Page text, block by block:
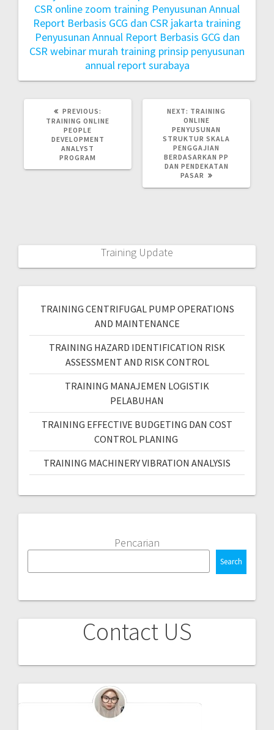
CSR online zoom training Penyusunan Annual
Report Berbasis GCG dan CSR jakarta training
Penyusunan Annual Report Berbasis GCG dan
CSR webinar murah training prinsip penyusunan
annual report surabaya
PREVIOUS:
TRAINING ONLINE
PEOPLE
DEVELOPMENT
ANALYST
PROGRAM
NEXT: TRAINING
ONLINE
PENYUSUNAN
STRUKTUR SKALA
PENGGAJIAN
BERDASARKAN PP
DAN PENDEKATAN
PASAR
Training Update
TRAINING CENTRIFUGAL PUMP OPERATIONS
AND MAINTENANCE
TRAINING HAZARD IDENTIFICATION RISK
ASSESSMENT AND RISK CONTROL
TRAINING MANAJEMEN LOGISTIK
PELABUHAN
TRAINING EFFECTIVE BUDGETING DAN COST
CONTROL PLANING
TRAINING MACHINERY VIBRATION ANALYSIS
Pencarian
Search
Contact US